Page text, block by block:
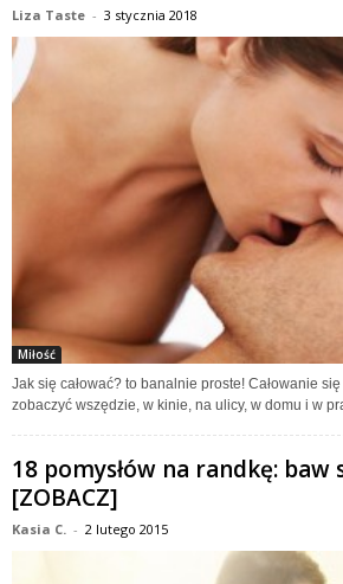
Liza Taste - 3 stycznia 2018
Miłość
Jak się całować? to banalnie proste! Całowanie
zobaczyć wszędzie, w kinie, na ulicy, w domu i w
18 pomysłów na randkę: baw
[ZOBACZ]
Kasia C. - 2 lutego 2015